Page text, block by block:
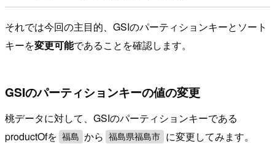
それでは今回の主目的、GSIのパーティションキーとソート
キーを変更可能であることを確認します。
GSIのパーティションキーの値の変更
桃データに対して、GSIのパーティションキーである
productOfを 福島 から 福島県福島市 に変更してみます。